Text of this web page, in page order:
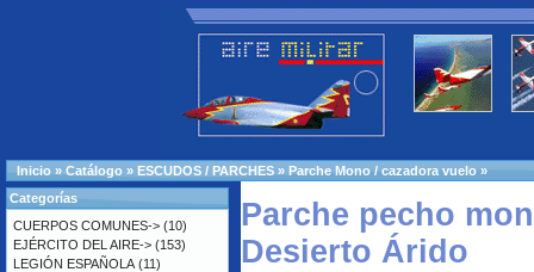
Inicio » Catálogo » ESCUDOS / PARCHES » Parche Mono / cazadora vuelo »
Parche pecho
Desierto Árido
Categorías
CUERPOS COMUNES-> (10)
EJÉRCITO DEL AIRE-> (153)
LEGIÓN ESPAÑOLA (11)